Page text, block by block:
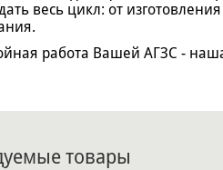
весь цикл: от
работа Вашей АГЗС -
товары